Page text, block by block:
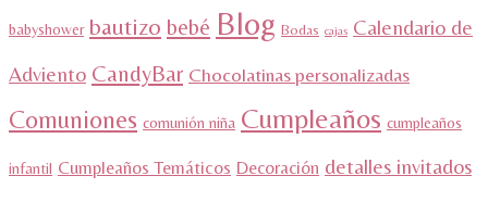
babyshower bautizo bebé Blog Bodas cajas Calendario de
Adviento CandyBar Chocolatinas personalizadas
Comuniones comunión niña Cumpleaños cumpleaños
infantil Cumpleaños Temáticos Decoración detalles invitados